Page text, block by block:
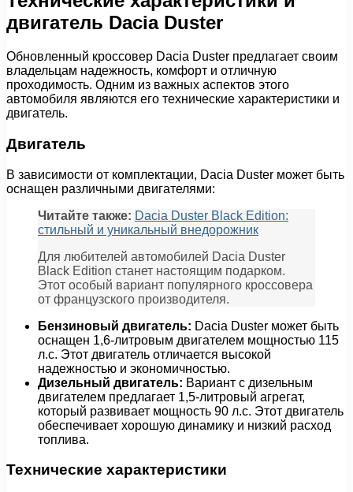
двигатель Dacia Duster
Обновленный кроссовер Dacia Duster предлагает своим
владельцам надежность, комфорт и отличную
проходимость. Одним из важных аспектов этого
автомобиля являются его технические характеристики и
двигатель.
Двигатель
В зависимости от комплектации, Dacia Duster может быть
оснащен различными двигателями:
Читайте также: Dacia Duster Black Edition:
стильный и уникальный внедорожник
Для любителей автомобилей Dacia Duster
Black Edition станет настоящим подарком.
Этот особый вариант популярного кроссовера
от французского производителя.
Бензиновый двигатель: Dacia Duster может быть
оснащен 1,6-литровым двигателем мощностью 115
л.с. Этот двигатель отличается высокой
надежностью и экономичностью.
Дизельный двигатель: Вариант с дизельным
двигателем предлагает 1,5-литровый агрегат,
который развивает мощность 90 л.с. Этот двигатель
обеспечивает хорошую динамику и низкий расход
топлива.
Технические характеристики